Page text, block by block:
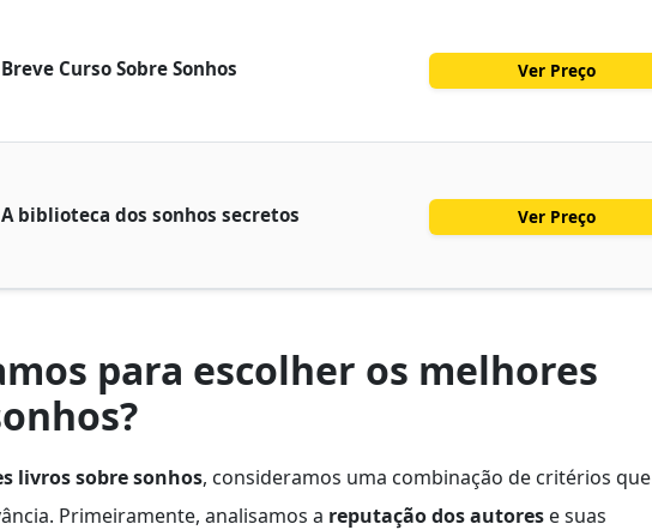
Breve Curso Sobre Sonhos Ver Preço
A biblioteca dos sonhos secretos Ver Preço
para escolher os melhores
livros sobre sonhos, consideramos uma combinação de critérios que
Primeiramente, analisamos a reputação dos autores e suas